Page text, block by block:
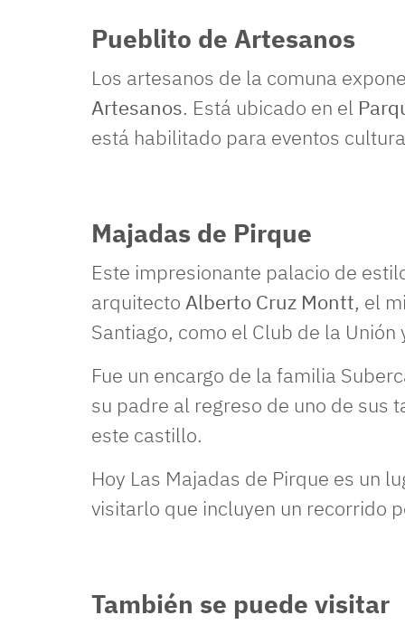
Pueblito de Artesanos
Los artesanos de la comuna
Artesanos. Está ubicado en el
está habilitado para eventos
Majadas de Pirque
Este impresionante palacio de
arquitecto Alberto Cruz Montt, el
Santiago, como el Club de la
Fue un encargo de la familia
su padre al regreso de uno de sus
este castillo.
Hoy Las Majadas de Pirque es un
visitarlo que incluyen un recorrido
También se puede visitar